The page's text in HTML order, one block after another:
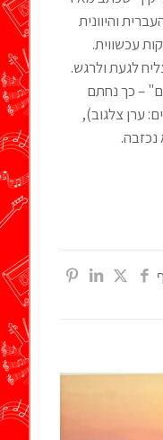
והיוונית
עכשווית.
לגעת ולרגש.
– כך נחתם
ערן צלגוב),